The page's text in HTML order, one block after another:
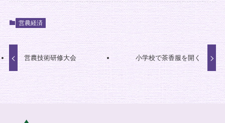
営農経済
営農技術研修大会 小学校で茶香服を開く